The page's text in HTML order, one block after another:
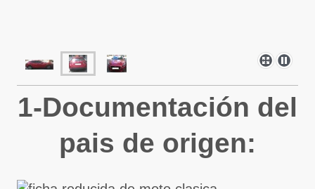
1-Documentación del
pais de origen: